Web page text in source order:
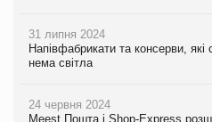
31 липня 2024
Напівфабрикати та консерви, які
нема світла
24 червня 2024
Meest Пошта і Shop-Express